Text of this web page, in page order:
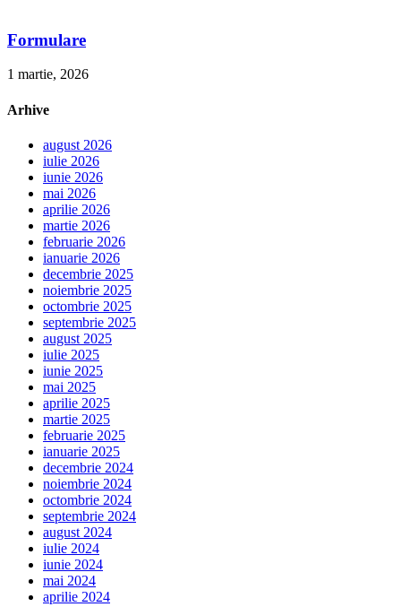
Formulare
1 martie, 2026
Arhive
august 2026
iulie 2026
iunie 2026
mai 2026
aprilie 2026
martie 2026
februarie 2026
ianuarie 2026
decembrie 2025
noiembrie 2025
octombrie 2025
septembrie 2025
august 2025
iulie 2025
iunie 2025
mai 2025
aprilie 2025
martie 2025
februarie 2025
ianuarie 2025
decembrie 2024
noiembrie 2024
octombrie 2024
septembrie 2024
august 2024
iulie 2024
iunie 2024
mai 2024
aprilie 2024